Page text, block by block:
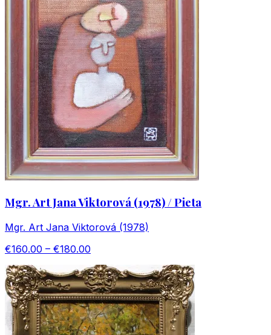
Mgr. Art Jana Viktorová (1978) / Pieta
Mgr. Art Jana Viktorová (1978)
€160.00 – €180.00